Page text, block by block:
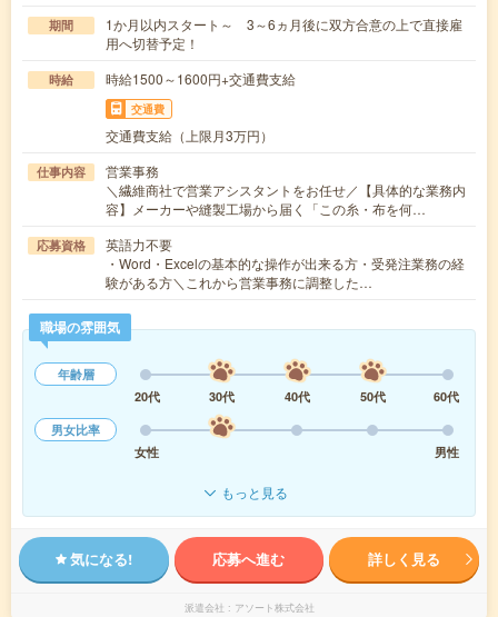
期間
1か月以内スタート～ 3～6ヵ月後に双方合意の上で直接雇
用へ切替予定！
時給 時給1500～1600円+交通費支給
交通費
交通費支給（上限月3万円）
仕事内容
営業事務
＼繊維商社で営業アシスタントをお任せ／【具体的な業務内
容】メーカーや縫製工場から届く「この糸・布を何…
応募資格
英語力不要
・Word・Excelの基本的な操作が出来る方・受発注業務の経
験がある方＼これから営業事務に調整した…
職場の雰囲気
年齢層
20代
30代 40代 50代
60代
男女比率
女性
男性
もっと見る
気になる! 応募へ進む 詳しく見る
派遣会社 アソート株式会社